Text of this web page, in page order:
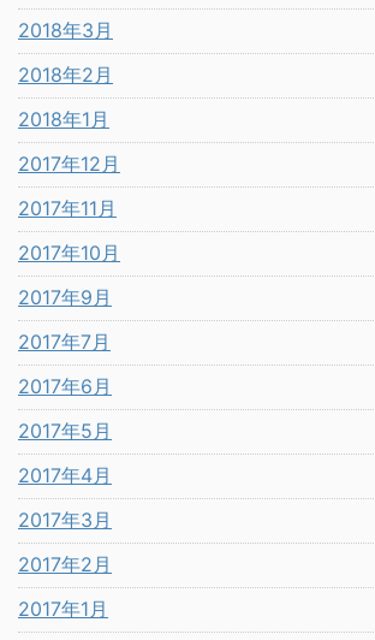
2018年3月
2018年2月
2018年1月
2017年12月
2017年11月
2017年10月
2017年9月
2017年7月
2017年6月
2017年5月
2017年4月
2017年3月
2017年2月
2017年1月